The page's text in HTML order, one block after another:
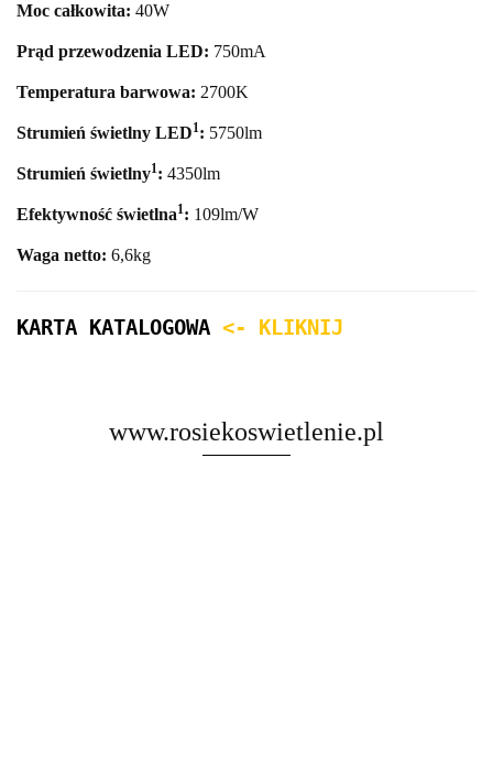
Moc całkowita: 40W
Prąd przewodzenia LED: 750mA
Temperatura barwowa: 2700K
Strumień świetlny LED1 : 5750lm
Strumień świetlny1 : 4350lm
Efektywność świetlna1 : 109lm/W
Waga netto: 6,6kg
KARTA KATALOGOWA <- KLIKNIJ
www.rosiekoswietlenie.pl